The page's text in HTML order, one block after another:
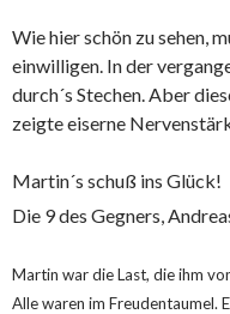
Wie hier schön zu sehen,
einwilligen. In der
durch´s Stechen. Aber
zeigte eiserne
Martin´s schuß ins Glück!
Die 9 des Gegners,
Martin war die Last, die ihm
Alle waren im Freudentaumel.